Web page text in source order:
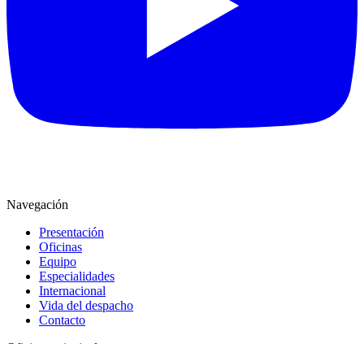
Navegación
Presentación
Oficinas
Equipo
Especialidades
Internacional
Vida del despacho
Contacto